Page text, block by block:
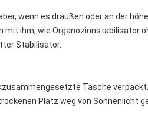
wenn es draußen oder an der
mit ihm, wie Organozinnstabilisator
Stabilisator.
Tasche
Platz weg von Sonnenlicht